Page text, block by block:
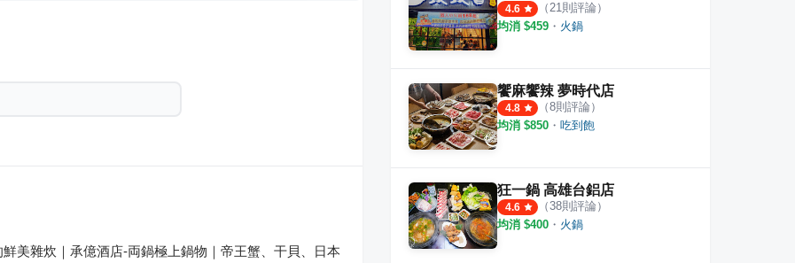
美雜炊｜承億酒店-両鍋極上鍋物｜帝王蟹、干貝、日本
4.6 （21則評論）
均消 $459 ・ 火鍋
饗麻饗辣 夢時代店
4.8 （8則評論）
均消 $850 ・ 吃到飽
狂一鍋 高雄台鋁店
4.6 （38則評論）
均消 $400 ・ 火鍋